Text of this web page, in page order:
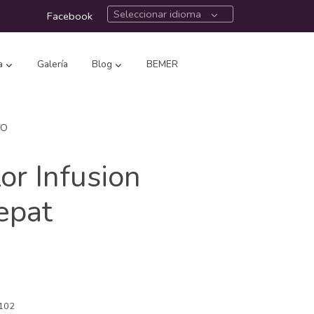
Facebook Seleccionar idioma
Galería Blog BEMER
Infusion